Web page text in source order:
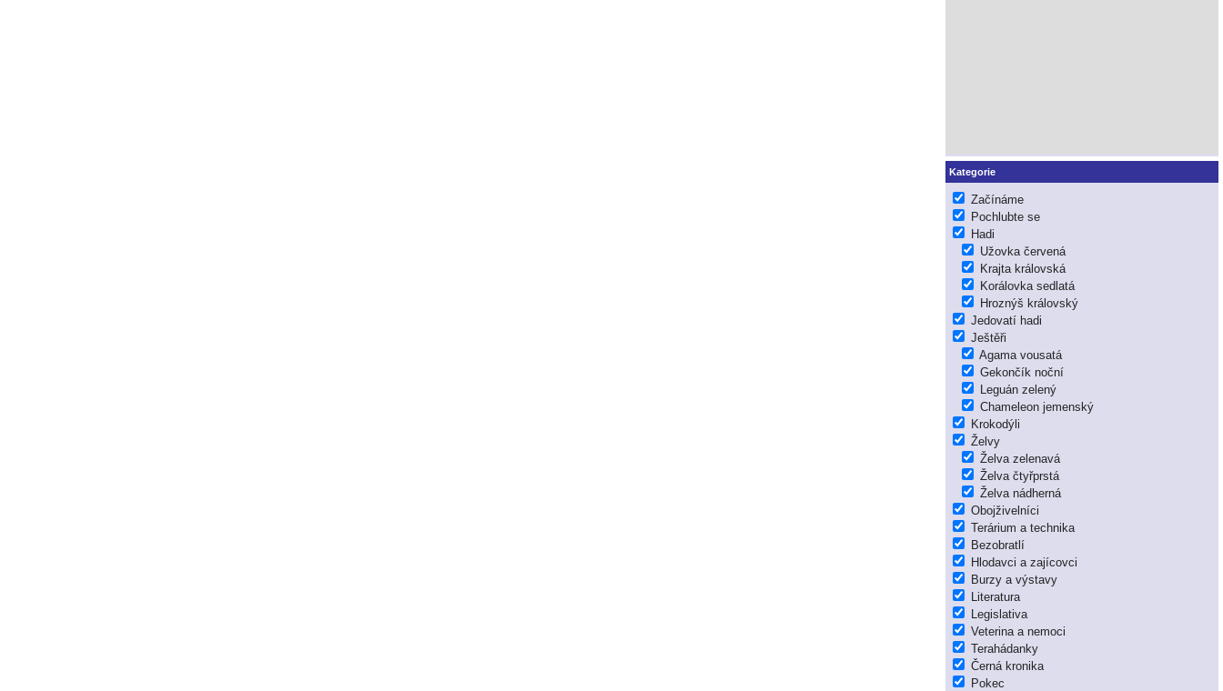
Kategorie
Začínáme
Pochlubte se
Hadi
Užovka červená
Krajta královská
Korálovka sedlatá
Hroznýš královský
Jedovatí hadi
Ještěři
Agama vousatá
Gekončík noční
Leguán zelený
Chameleon jemenský
Krokodýli
Želvy
Želva zelenavá
Želva čtyřprstá
Želva nádherná
Obojživelníci
Terárium a technika
Bezobratlí
Hlodavci a zajícovci
Burzy a výstavy
Literatura
Legislativa
Veterina a nemoci
Terahádanky
Černá kronika
Pokec